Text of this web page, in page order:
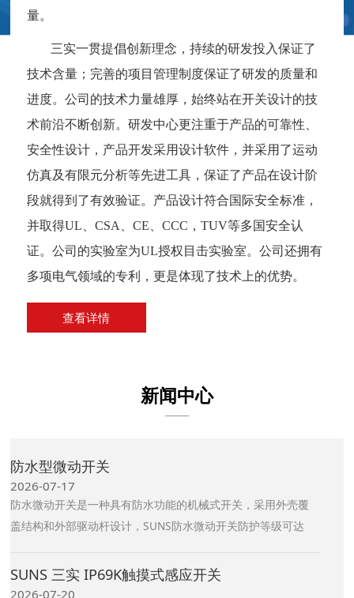
量。
三实一贯提倡创新理念，持续的研发投入保证了
技术含量；完善的项目管理制度保证了研发的质量和
进度。公司的技术力量雄厚，始终站在开关设计的技
术前沿不断创新。研发中心更注重于产品的可靠性、
安全性设计，产品开发采用设计软件，并采用了运动
仿真及有限元分析等先进工具，保证了产品在设计阶
段就得到了有效验证。产品设计符合国际安全标准，
并取得UL、CSA、CE、CCC，TUV等多国安全认
证。公司的实验室为UL授权目击实验室。公司还拥有
多项电气领域的专利，更是体现了技术上的优势。
查看详情
新闻中心
防水型微动开关
2026-07-17
防水微动开关是一种具有防水功能的机械式开关，采用外壳覆
盖结构和外部驱动杆设计，SUNS防水微动开关防护等级可达
劣环境。
SUNS 三实 IP69K触摸式感应开关
2026-07-20